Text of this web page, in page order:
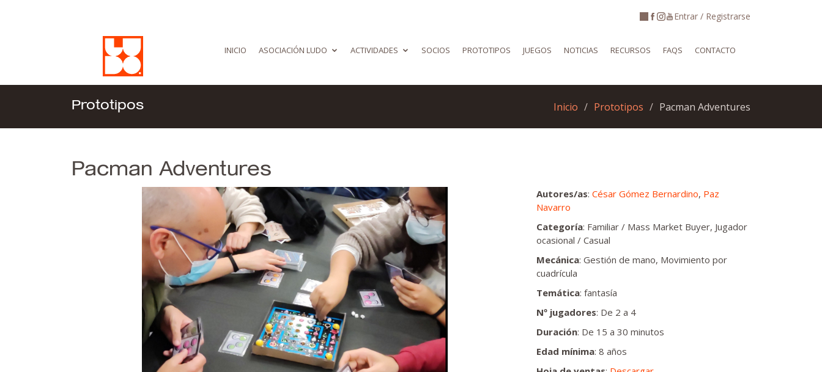
Entrar / Registrarse
INICIO ASOCIACIÓN LUDO ACTIVIDADES SOCIOS PROTOTIPOS JUEGOS NOTICIAS RECURSOS FAQS CONTACTO
Prototipos Inicio Prototipos Pacman Adventures
Pacman Adventures
Autores/as: César Gómez Bernardino, Paz
Navarro
Categoría: Familiar / Mass Market Buyer, Jugador
ocasional / Casual
Mecánica: Gestión de mano, Movimiento por
cuadrícula
Temática: fantasía
Nº jugadores: De 2 a 4
Duración: De 15 a 30 minutos
Edad mínima: 8 años